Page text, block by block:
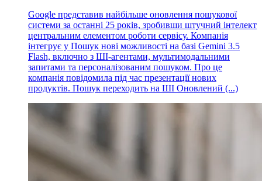
Google представив найбільше оновлення пошукової
системи за останні 25 років, зробивши штучний інтелект
центральним елементом роботи сервісу. Компанія
інтегрує у Пошук нові можливості на базі Gemini 3.5
Flash, включно з ШІ-агентами, мультимодальними
запитами та персоналізованим пошуком. Про це
компанія повідомила під час презентації нових
продуктів. Пошук переходить на ШІ Оновлений (...)